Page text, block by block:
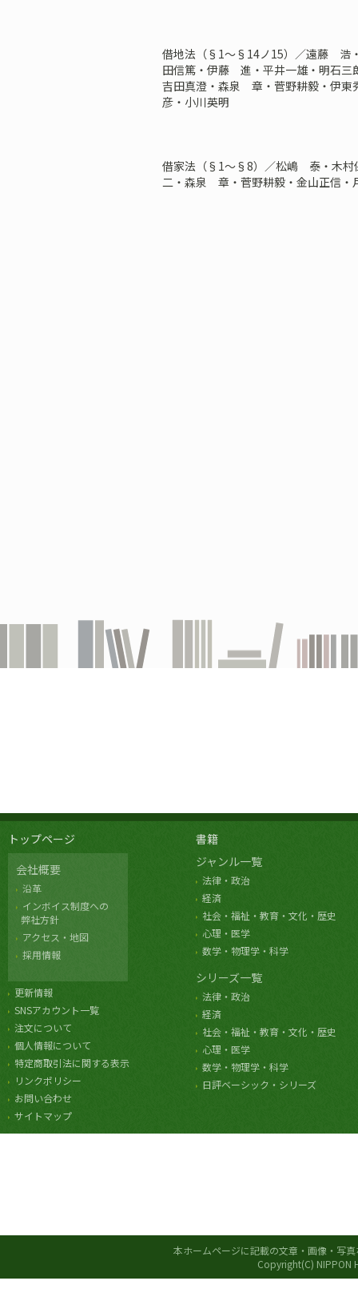
借地法（§1～§14ノ15）／遠藤 浩
田信篤・伊藤 進・平井一雄・明石三
吉田真澄・森泉 章・菅野耕毅・伊東
彦・小川英明
借家法（§1～§8）／松嶋 泰・木村
二・森泉 章・菅野耕毅・金山正信・
トップページ
会社概要
沿革
インボイス制度への
弊社方針
アクセス・地図
採用情報
更新情報
SNSアカウント一覧
注文について
個人情報について
特定商取引法に関する表示
リンクポリシー
お問い合わせ
サイトマップ
書籍
ジャンル一覧
法律・政治
経済
社会・福祉・教育・文化・歴史
心理・医学
数学・物理学・科学
シリーズ一覧
法律・政治
経済
社会・福祉・教育・文化・歴史
心理・医学
数学・物理学・科学
日評ベーシック・シリーズ
本ホームページに記載の文章・画像・写
Copyright(C) NIPPON